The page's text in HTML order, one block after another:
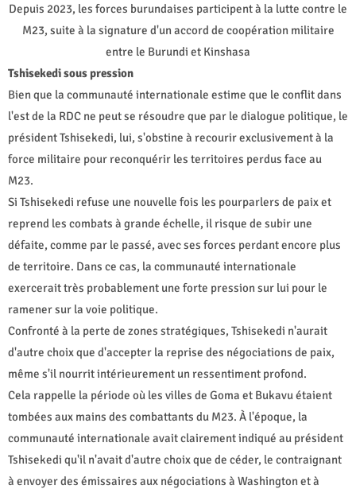
Depuis 2023, les forces burundaises participent à la lutte contre le
M23, suite à la signature d'un accord de coopération militaire
entre le Burundi et Kinshasa
Tshisekedi sous pression
Bien que la communauté internationale estime que le conflit dans
l'est de la RDC ne peut se résoudre que par le dialogue politique, le
président Tshisekedi, lui, s'obstine à recourir exclusivement à la
force militaire pour reconquérir les territoires perdus face au
M23.
Si Tshisekedi refuse une nouvelle fois les pourparlers de paix et
reprend les combats à grande échelle, il risque de subir une
défaite, comme par le passé, avec ses forces perdant encore plus
de territoire. Dans ce cas, la communauté internationale
exercerait très probablement une forte pression sur lui pour le
ramener sur la voie politique.
Confronté à la perte de zones stratégiques, Tshisekedi n'aurait
d'autre choix que d'accepter la reprise des négociations de paix,
même s'il nourrit intérieurement un ressentiment profond.
Cela rappelle la période où les villes de Goma et Bukavu étaient
tombées aux mains des combattants du M23. À l'époque, la
communauté internationale avait clairement indiqué au président
Tshisekedi qu'il n'avait d'autre choix que de céder, le contraignant
à envoyer des émissaires aux négociations à Washington et à